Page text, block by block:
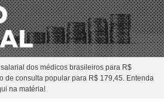
dos médicos brasileiros para R$
de consulta popular para R$ 179,45. Entenda
na matéria!